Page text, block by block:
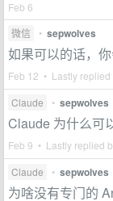
Feb 6
微信
• sepwolves
如果可以的话，
Feb 12 • Lastly replied
Claude • sepwolves
Claude 为什么可
Feb 9 • Lastly replied
Claude • sepwolves
为啥没有专门的